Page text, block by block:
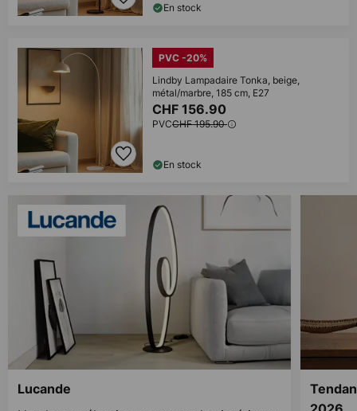
En stock
PVC -20%
Lindby Lampadaire Tonka, beige,
métal/marbre, 185 cm, E27
CHF 156.90
PVCCHF 195.90
En stock
Lucande